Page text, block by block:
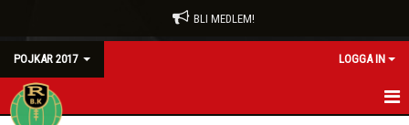
BLI MEDLEM!
POJKAR 2017 LOGGA IN